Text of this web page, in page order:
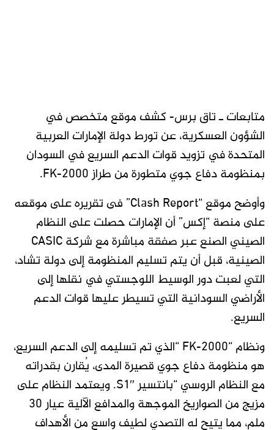
متابعات ـ تاق برس- كشف موقع متخصص في
الشؤون العسكرية، عن تورط دولة الإمارات العربية
المتحدة في تزويد قوات الدعم السريع في السودان
بمنظومة دفاع جوي متطورة من طراز FK-2000.
وأوضح موقع “Clash Report” فى تقريره على موقعه
على منصة “إكس” أن الإمارات حصلت على النظام
الصيني الصنع عبر صفقة مباشرة مع شركة CASIC
الصينية، قبل أن يتم تسليم المنظومة إلى دولة تشاد،
التي لعبت دور الوسيط اللوجستي في نقلها إلى
الأراضي السودانية التي تسيطر عليها قوات الدعم
السريع.
ونظام “FK-2000 “الذي تم تسليمه إلى الدعم السريع،
هو منظومة دفاع جوي قصيرة المدى، يُقارن بقدراته
مع النظام الروسي “بانتسير S1″. ويعتمد النظام على
مزيج من الصواريخ الموجهة والمدافع الآلية عيار 30
ملم، مما يتيح له التصدي لطيف واسع من الأهداف